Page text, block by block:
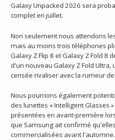
Galaxy Unpacked 2026 sera
complet en juillet.
Non seulement nous attendons
mais au moins trois téléphones
Galaxy Z Flip 8 et Galaxy Z Fold 8
d'un nouveau Galaxy Z Fold Ultra,
censée rivaliser avec la rumeur de
Nous pourrions également
des lunettes « Intelligent Glasses
présentées en avant-première
que Samsung ait confirmé
commercialisées avant l'automne.